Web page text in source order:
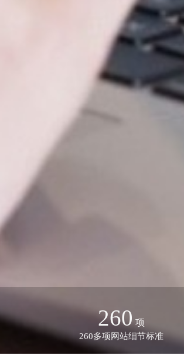
260 项
260多项网站细节标准